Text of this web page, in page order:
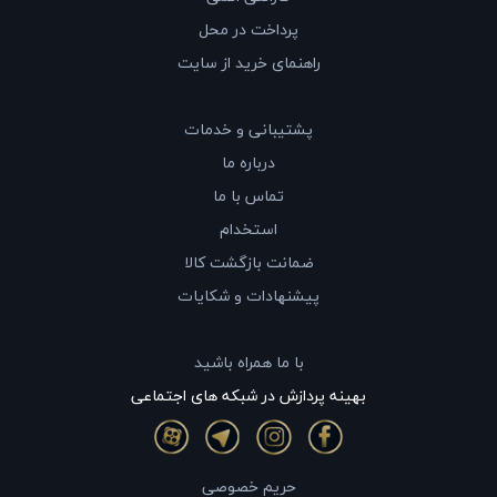
پرداخت در محل
راهنمای خرید از سایت
پشتیبانی و خدمات
درباره ما
تماس با ما
استخدام
ضمانت بازگشت کالا
پیشنهادات و شکایات
با ما همراه باشید
بهينه پردازش در شبکه های اجتماعی
حریم خصوصی